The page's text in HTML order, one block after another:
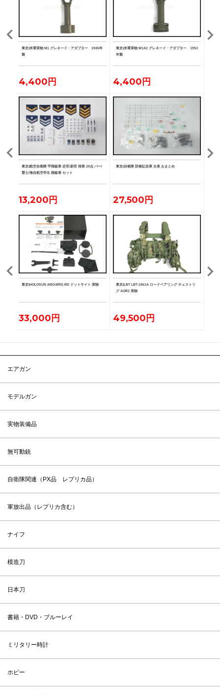
東京)米軍実物 M1 グレネード・アダプター 1945年
製
4,400円
東京)米軍実物 M1A2 グレネード・アダプター 1953
年製
4,400円
東京)航空自衛隊 甲階級章 佐官/尉官 桜章 29点 バー/
曹士/海自航空学生 階級章 セット
13,200円
東京)自衛隊 防衛記念章 台座 おまとめ
27,500円
東京)HOLOSUN ARO-MRS-RD ドットサイト 実物
33,000円
東京)LBT LBT-1961A ロードベアリング チェストリ
グ AOR2 実物
49,500円
エアガン
モデルガン
実物装備品
無可動銃
自衛隊関連（PX品 レプリカ品）
軍放出品（レプリカ含む）
ナイフ
模造刀
日本刀
書籍・DVD・ブルーレイ
ミリタリー時計
ホビー